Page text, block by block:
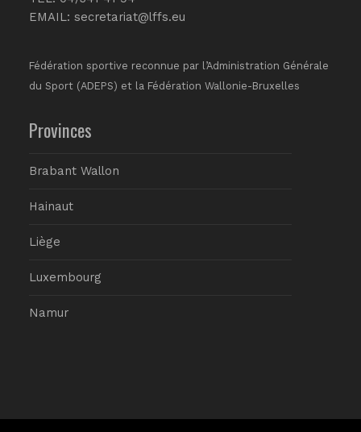
EMAIL: secretariat@lffs.eu
Fédération sportive reconnue par l’Administration Générale
du Sport (ADEPS) et la Fédération Wallonie-Bruxelles
Provinces
Brabant Wallon
Hainaut
Liège
Luxembourg
Namur